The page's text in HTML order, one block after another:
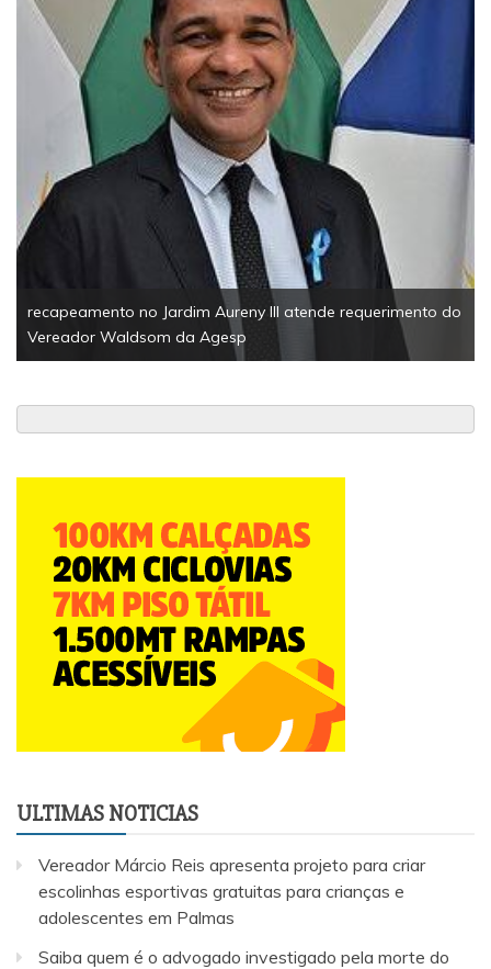
no Jardim Aureny III atende requerimento do
Waldsom da Agesp
ULTIMAS NOTICIAS
Vereador Márcio Reis apresenta projeto para criar
escolinhas esportivas gratuitas para crianças e
adolescentes em Palmas
Saiba quem é o advogado investigado pela morte do